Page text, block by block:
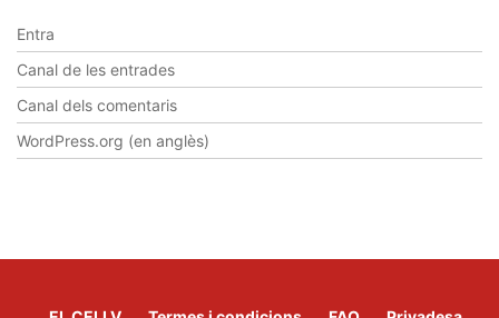
Entra
Canal de les entrades
Canal dels comentaris
WordPress.org (en anglès)